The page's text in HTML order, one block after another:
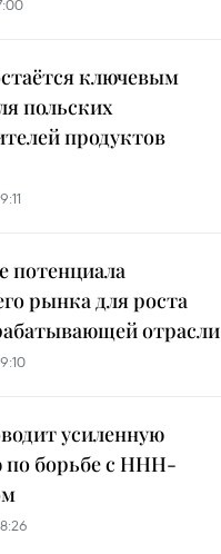
ключевым
польских
продуктов
потенциала
рынка для роста
отрасли
усиленную
борьбе с ННН-